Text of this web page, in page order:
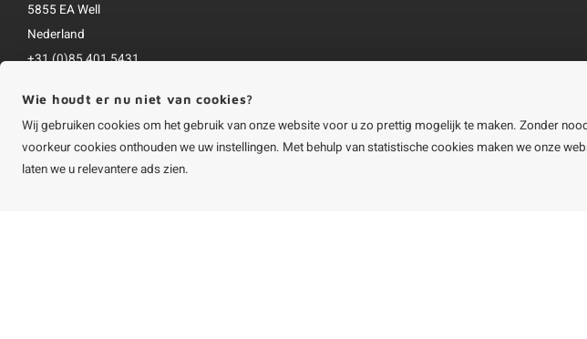
5855 EA Well
Nederland
+31 (0)85 401 5431
Alle bedragen zijn incl. btw
Wie houdt er nu niet van cookies?
Wij gebruiken cookies om het gebruik van onze website voor u zo prettig mogelijk te maken. Zonder
voorkeur cookies onthouden we uw instellingen. Met behulp van statistische cookies maken we onze
laten we u relevantere ads zien.